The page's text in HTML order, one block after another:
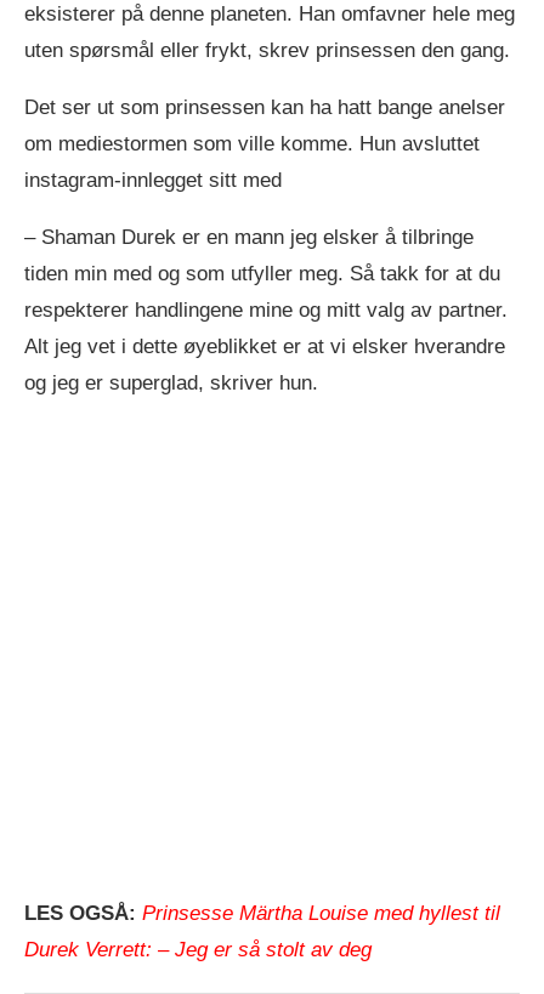
eksisterer på denne planeten. Han omfavner hele meg
uten spørsmål eller frykt, skrev prinsessen den gang.
Det ser ut som prinsessen kan ha hatt bange anelser
om mediestormen som ville komme. Hun avsluttet
instagram-innlegget sitt med
– Shaman Durek er en mann jeg elsker å tilbringe
tiden min med og som utfyller meg. Så takk for at du
respekterer handlingene mine og mitt valg av partner.
Alt jeg vet i dette øyeblikket er at vi elsker hverandre
og jeg er superglad, skriver hun.
LES OGSÅ: Prinsesse Märtha Louise med hyllest til
Durek Verrett: – Jeg er så stolt av deg